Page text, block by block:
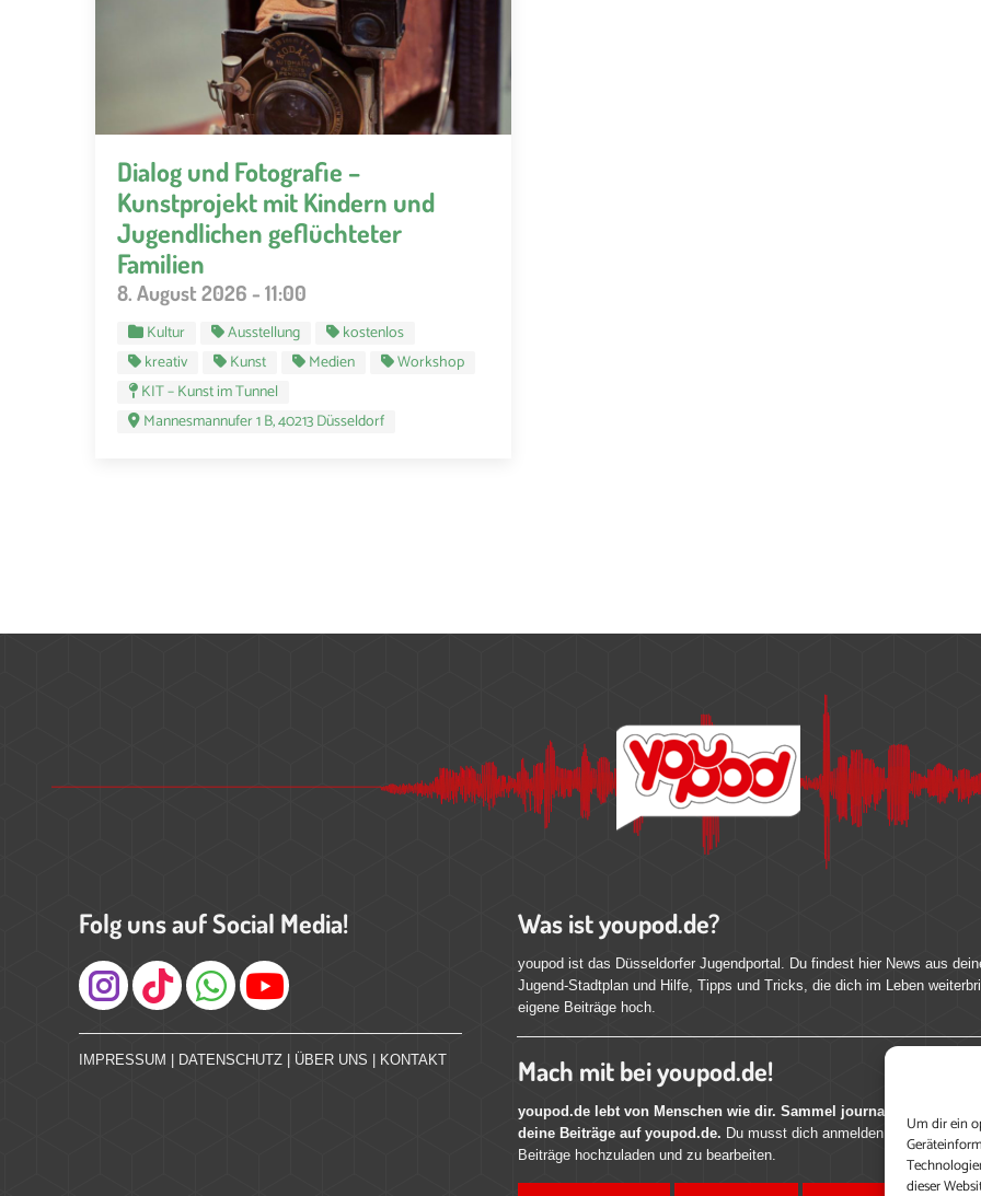
Um dir ein
dieser
Dialog und Fotografie –
Kunstprojekt mit Kindern und
Jugendlichen geflüchteter
Familien
8. August 2026 - 11:00
Kultur Ausstellung
kostenlos
kreativ
Kunst Medien
Workshop
KIT – Kunst im Tunnel
Mannesmannufer 1 B, 40213 Düsseldorf
Folg uns auf Social Media!
Instagram
IMPRESSUM DATENSCHUTZ ÜBER UNS KONTAKT
Was ist youpod.de?
youpod ist das Düsseldorfer Jugendportal. Du findest hier News aus
Jugend-Stadtplan und Hilfe, Tipps und Tricks, die dich im Leben
eigene Beiträge hoch.
Mach mit bei youpod.de!
youpod.de lebt von Menschen wie dir. Sammel journalistische
deine Beiträge auf youpod.de. Du musst dich anmelden, um alle
Beiträge hochzuladen und zu bearbeiten.